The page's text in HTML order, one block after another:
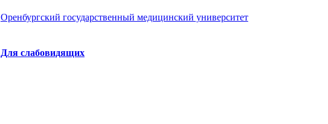
Оренбургский государственный медицинский университет
Для слабовидящих